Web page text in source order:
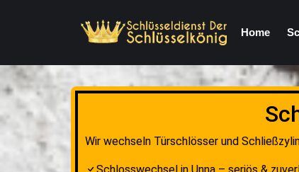
Home
Wir wechseln Türschlösser und